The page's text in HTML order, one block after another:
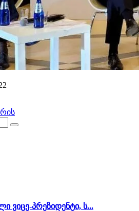
ვიცე-პრეზიდენტი, ს...